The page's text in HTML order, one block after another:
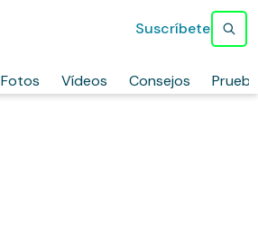
Fotos Vídeos Consejos
Suscríbete